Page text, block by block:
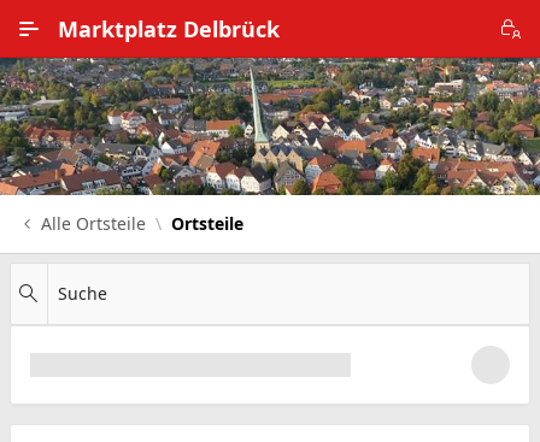
Marktplatz Delbrück
Alle Ortsteile
Impressum
Datenschutz
Alle Ortsteile Ortsteile
Suche